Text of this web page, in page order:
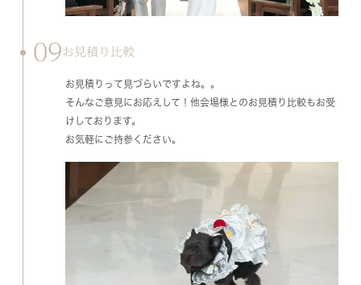
09 お見積り比較
お見積りって見づらいですよね。。
そんなご意見にお応えして！他会場様とのお見積り比較もお受
けしております。
お気軽にご持参ください。